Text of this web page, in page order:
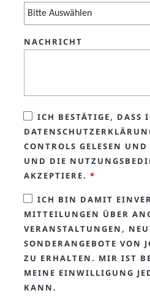
NACHRICHT
ICH BESTÄTIGE, DASS
CONTROLS GELESEN
UND DIE
AKZEPTIERE. *
ICH BIN DAMIT
MITTEILUNGEN ÜBER
VERANSTALTUNGEN,
SONDERANGEBOTE VON
ZU ERHALTEN. MIR IST
MEINE EINWILLIGUNG
KANN.